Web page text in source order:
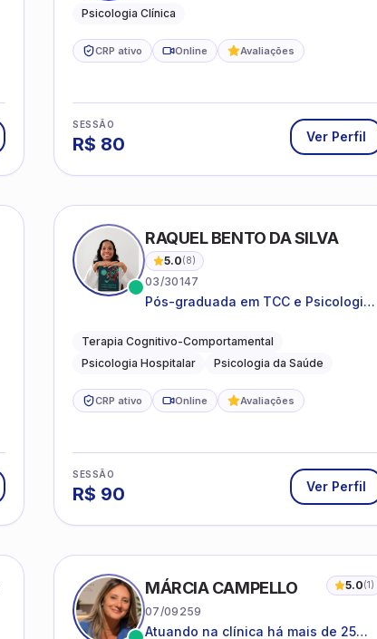
Psicologia Clínica
CRP ativo Online Avaliações
SESSÃO
R$ 80 Ver Perfil
RAQUEL BENTO DA SILVA
5.0(8)
03/30147
Pós-graduada em TCC e Psicologia
Terapia Cognitivo-Comportamental
Psicologia Hospitalar
Psicologia da Saúde
CRP ativo Online Avaliações
SESSÃO
R$ 90 Ver Perfil
MÁRCIA CAMPELLO 5.0(1)
07/09259
Atuando na clínica há mais de 25